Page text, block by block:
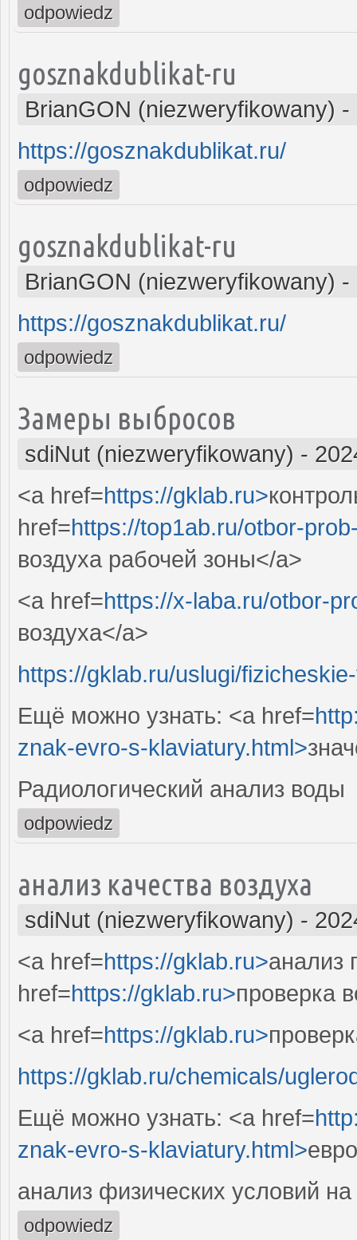
odpowiedz
gosznakdublikat-ru
BrianGON (niezweryfikowany) -
https://gosznakdublikat.ru/
odpowiedz
gosznakdublikat-ru
BrianGON (niezweryfikowany) -
https://gosznakdublikat.ru/
odpowiedz
Замеры выбросов
sdiNut (niezweryfikowany) -
<a href=https://gklab.ru>
href=https://top1ab.ru/otbor-
воздуха рабочей зоны</a>
<a href=https://x-laba.ru/otbor-
воздуха</a>
https://gklab.ru/uslugi/
Ещё можно узнать: <a href=
znak-evro-s-klaviatury.html>
Радиологический анализ воды
odpowiedz
анализ качества воздуха
sdiNut (niezweryfikowany) -
<a href=https://gklab.ru>анализ
href=https://gklab.ru>проверка
<a href=https://gklab.ru>
https://gklab.ru/chemicals/
Ещё можно узнать: <a href=
znak-evro-s-klaviatury.html>
анализ физических условий
odpowiedz